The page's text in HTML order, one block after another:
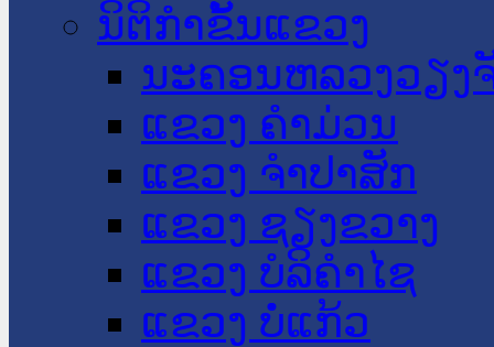
ນິຕິກໍາຂັ້ນແຂວງ
ນະ​ຄອນ​ຫລວງວຽງ
ແຂວງ ຄໍາມ່ວນ
ແຂວງ ຈໍາປາສັກ
ແຂວງ ຊຽງຂວາງ
ແຂວງ ບໍລິຄໍາໄຊ
ແຂວງ ບໍ່ແກ້ວ